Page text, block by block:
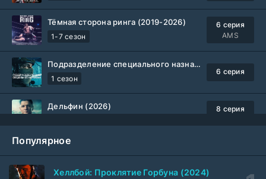
Тёмная сторона ринга (2019-2026)
1-7 сезон
6 серия
AMS
Подразделение специального назначения (2026)
1 сезон
6 серия
Дельфин (2026)
8 серия
Популярное
Хеллбой: Проклятие Горбуна (2024)